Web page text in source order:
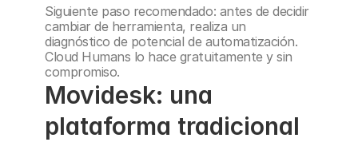
Siguiente paso recomendado: antes de decidir
cambiar de herramienta, realiza un
diagnóstico de potencial de automatización.
Cloud Humans lo hace gratuitamente y sin
compromiso.
Movidesk: una
plataforma tradicional